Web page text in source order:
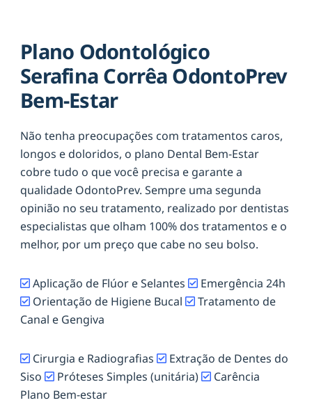
Plano Odontológico
Serafina Corrêa OdontoPrev
Bem-Estar
Não tenha preocupações com tratamentos caros,
longos e doloridos, o plano Dental Bem-Estar
cobre tudo o que você precisa e garante a
qualidade OdontoPrev. Sempre uma segunda
opinião no seu tratamento, realizado por dentistas
especialistas que olham 100% dos tratamentos e o
melhor, por um preço que cabe no seu bolso.
Aplicação de Flúor e Selantes
Emergência 24h
Orientação de Higiene Bucal
Tratamento de
Canal e Gengiva
Cirurgia e Radiografias
Extração de Dentes do
Siso
Próteses Simples (unitária)
Carência
Plano Bem-estar